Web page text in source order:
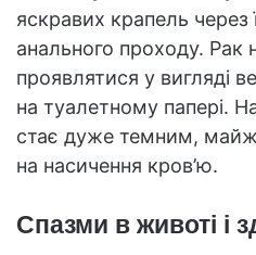
яскравих крапель через
анального проходу. Рак
проявлятися у вигляді
на туалетному папері. На
стає дуже темним,
на насичення кров’ю.
Спазми в животі і